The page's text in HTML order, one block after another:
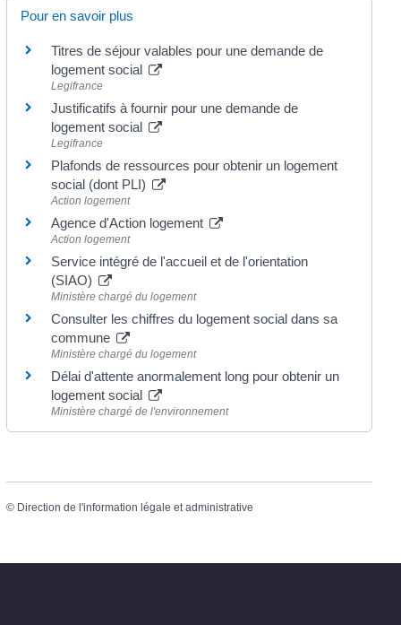
Pour en savoir plus
Titres de séjour valables pour une demande de
logement social
Legifrance
Justificatifs à fournir pour une demande de
logement social
Legifrance
Plafonds de ressources pour obtenir un logement
social (dont PLI)
Action logement
Agence d'Action logement
Action logement
Service intégré de l'accueil et de l'orientation
(SIAO)
Ministère chargé du logement
Consulter les chiffres du logement social dans sa
commune
Ministère chargé du logement
Délai d'attente anormalement long pour obtenir un
logement social
Ministère chargé de l'environnement
© Direction de l'information légale et administrative